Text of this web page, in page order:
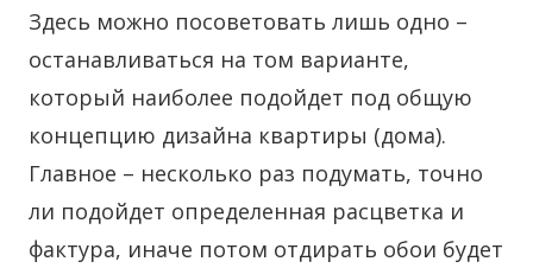
Здесь можно посоветовать лишь одно –
останавливаться на том варианте,
который наиболее подойдет под общую
концепцию дизайна квартиры (дома).
Главное – несколько раз подумать, точно
ли подойдет определенная расцветка и
фактура, иначе потом отдирать обои будет